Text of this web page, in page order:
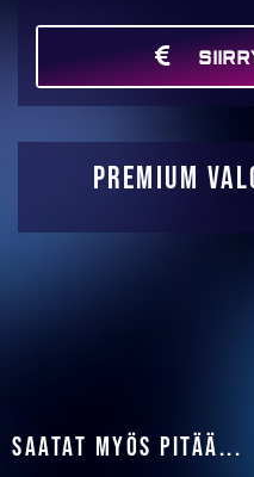
Premium
Saatat myös pitää...